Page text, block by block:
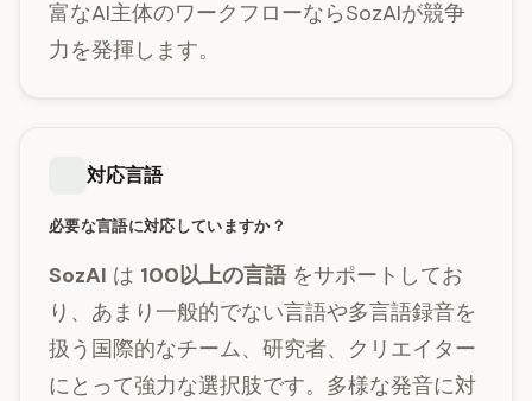
富なAI主体のワークフローならSozAIが競争
力を発揮します。
対応言語
必要な言語に対応していますか？
SozAI は 100以上の言語をサポートしてお
り、あまり一般的でない言語や多言語録音を
扱う国際的なチーム、研究者、クリエイター
にとって強力な選択肢です。多様な発音に対